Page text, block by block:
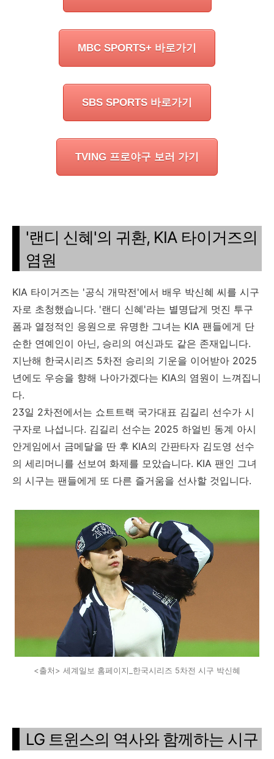
MBC SPORTS+ 바로가기
SBS SPORTS 바로가기
TVING 프로야구 보러 가기
'랜디 신혜'의 귀환, KIA 타이거즈의
염원
KIA 타이거즈는 '공식 개막전'에서 배우 박신혜 씨를 시구
자로 초청했습니다. '랜디 신혜'라는 별명답게 멋진 투구
폼과 열정적인 응원으로 유명한 그녀는 KIA 팬들에게 단
순한 연예인이 아닌, 승리의 여신과도 같은 존재입니다.
지난해 한국시리즈 5차전 승리의 기운을 이어받아 2025
년에도 우승을 향해 나아가겠다는 KIA의 염원이 느껴집니
다.
23일 2차전에서는 쇼트트랙 국가대표 김길리 선수가 시
구자로 나섭니다. 김길리 선수는 2025 하얼빈 동계 아시
안게임에서 금메달을 딴 후 KIA의 간판타자 김도영 선수
의 세리머니를 선보여 화제를 모았습니다. KIA 팬인 그녀
의 시구는 팬들에게 또 다른 즐거움을 선사할 것입니다.
<출처> 세계일보 홈페이지_한국시리즈 5차전 시구 박신혜
LG 트윈스의 역사와 함께하는 시구